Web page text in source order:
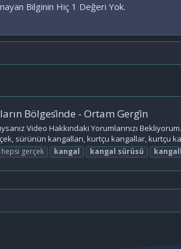
Bilginin Hiç 1 Değeri Yok.
Bölgesi̇nde - Ortam Gergi̇n
Video Hakkındaki Yorumlarınızı
sürünün kangalları, kurtçu kangallar, kurtçu
hepsi gerçek kangal kangal sürüsü kangal